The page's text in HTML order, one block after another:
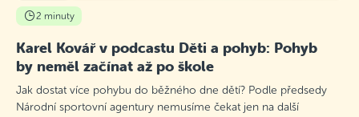
2 minuty
Karel Kovář v podcastu Děti a pohyb: Pohyb
by neměl začínat až po škole
Jak dostat více pohybu do běžného dne dětí? Podle předsedy
Národní sportovní agentury nemusíme čekat jen na další